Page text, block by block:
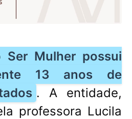
Ser Mulher possui
13 anos de
. A entidade,
professora Lucila